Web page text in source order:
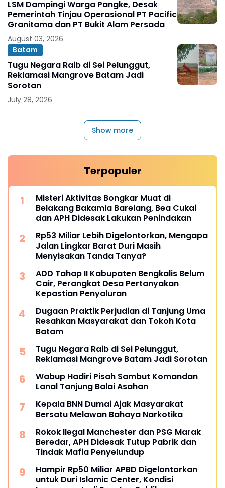
LSM Dampingi Warga Pangke, Desak
Pemerintah Tinjau Operasional PT Pacific
Granitama dan PT Bukit Alam Persada
August 03, 2026
Batam
Tugu Negara Raib di Sei Pelunggut,
Reklamasi Mangrove Batam Jadi
Sorotan
July 28, 2026
Show more
Terpopuler
Misteri Aktivitas Bongkar Muat di
Belakang Bakamla Barelang, Bea Cukai
dan APH Didesak Lakukan Penindakan
Rp53 Miliar Lebih Digelontorkan, Mengapa
Jalan Lingkar Barat Duri Masih
Menyisakan Tanda Tanya?
ADD Tahap II Kabupaten Bengkalis Belum
Cair, Perangkat Desa Pertanyakan
Kepastian Penyaluran
Dugaan Praktik Perjudian di Tanjung Uma
Resahkan Masyarakat dan Tokoh Kota
Batam
Tugu Negara Raib di Sei Pelunggut,
Reklamasi Mangrove Batam Jadi Sorotan
Wabup Hadiri Pisah Sambut Komandan
Lanal Tanjung Balai Asahan
Kepala BNN Dumai Ajak Masyarakat
Bersatu Melawan Bahaya Narkotika
Rokok Ilegal Manchester dan PSG Marak
Beredar, APH Didesak Tutup Pabrik dan
Tindak Mafia Penyelundup
Hampir Rp50 Miliar APBD Digelontorkan
untuk Duri Islamic Center, Kondisi